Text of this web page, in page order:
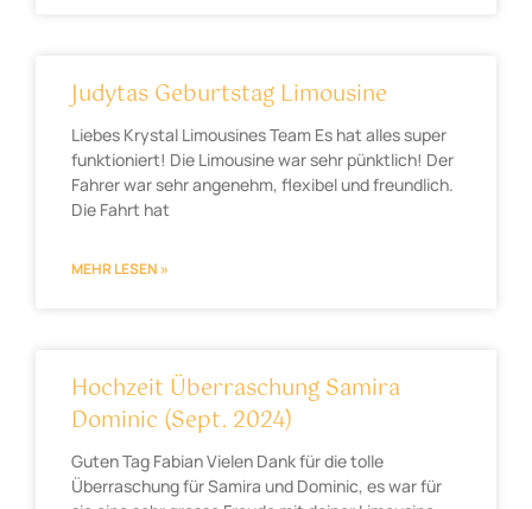
Judytas Geburtstag Limousine
Liebes Krystal Limousines Team Es hat alles super
funktioniert! Die Limousine war sehr pünktlich! Der
Fahrer war sehr angenehm, flexibel und freundlich.
Die Fahrt hat
MEHR LESEN »
Hochzeit Überraschung Samira
Dominic (Sept. 2024)
Guten Tag Fabian Vielen Dank für die tolle
Überraschung für Samira und Dominic, es war für